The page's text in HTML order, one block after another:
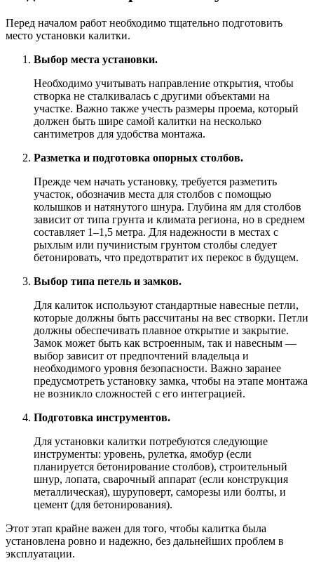
Перед началом работ необходимо тщательно подготовить
место установки калитки.
Выбор места установки.
Необходимо учитывать направление открытия, чтобы
створка не сталкивалась с другими объектами на
участке. Важно также учесть размеры проема, который
должен быть шире самой калитки на несколько
сантиметров для удобства монтажа.
Разметка и подготовка опорных столбов.
Прежде чем начать установку, требуется разметить
участок, обозначив места для столбов с помощью
колышков и натянутого шнура. Глубина ям для столбов
зависит от типа грунта и климата региона, но в среднем
составляет 1–1,5 метра. Для надежности в местах с
рыхлым или пучинистым грунтом столбы следует
бетонировать, что предотвратит их перекос в будущем.
Выбор типа петель и замков.
Для калиток используют стандартные навесные петли,
которые должны быть рассчитаны на вес створки. Петли
должны обеспечивать плавное открытие и закрытие.
Замок может быть как встроенным, так и навесным —
выбор зависит от предпочтений владельца и
необходимого уровня безопасности. Важно заранее
предусмотреть установку замка, чтобы на этапе монтажа
не возникло сложностей с его интеграцией.
Подготовка инструментов.
Для установки калитки потребуются следующие
инструменты: уровень, рулетка, ямобур (если
планируется бетонирование столбов), строительный
шнур, лопата, сварочный аппарат (если конструкция
металлическая), шуруповерт, саморезы или болты, и
цемент (для бетонирования).
Этот этап крайне важен для того, чтобы калитка была
установлена ровно и надежно, без дальнейших проблем в
эксплуатации.